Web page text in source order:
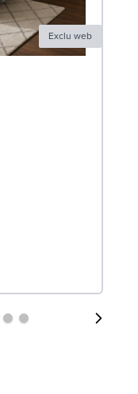
Exclu web